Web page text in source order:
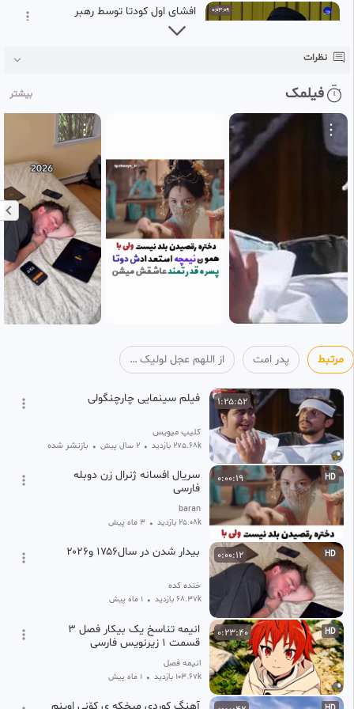
0:03:09
افشای اول کودتا توسط رهبر
انقلاب
115
SD
رهبر شهید انقلاب دختران من
کسانی که در پیرامون شما هستند
اللهم عجل لولیک الفرج
۴ هفته پیش
0:02:17
فرمایش آقای شهید را وسط جنگ
هشت ساله در تریبون نماز جمعه
می شنوید
اللهم عجل لولیک الفرج
118
0:00:57 HD
ما که نخواهیم بود در اون روز
اللهم عجل لولیک الفرج
۳ هفته پیش
نظرات
فیلمک بیشتر
مرتبط پدر امت از اللهم عجل لولیک الفرج
1:25:52 فیلم سینمایی چارچنگولی
کلیپ میویس
275.68k بازدید • 2 سال پیش • بازنشر شده
HD
0:00:19
سریال افسانه ژنرال زن دوبله
فارسی
baran
25.08k بازدید • 3 ماه پیش
HD
0:00:12 بیدار شدن در سال۱۷۵۶ و۲۰۲۶
خنده کده
68.37k بازدید • 1 ماه پیش
HD
0:23:40
انیمه تناسخ یک بیکار فصل ۳
قسمت ۱ زیرنویس فارسی
انیمه فصل
103.67k بازدید • 1 ماه پیش